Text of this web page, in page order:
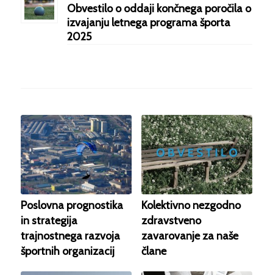
Obvestilo o oddaji končnega poročila o
izvajanju letnega programa športa
2025
Poslovna prognostika
in strategija
trajnostnega razvoja
športnih organizacij
Kolektivno nezgodno
zdravstveno
zavarovanje za naše
člane